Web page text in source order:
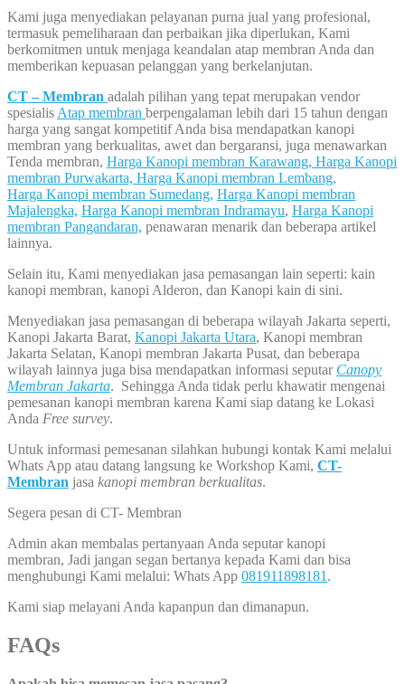
Kami juga menyediakan pelayanan purna jual yang profesional,
termasuk pemeliharaan dan perbaikan jika diperlukan, Kami
berkomitmen untuk menjaga keandalan atap membran Anda dan
memberikan kepuasan pelanggan yang berkelanjutan.
CT – Membran adalah pilihan yang tepat merupakan vendor
spesialis Atap membran berpengalaman lebih dari 15 tahun dengan
harga yang sangat kompetitif Anda bisa mendapatkan kanopi
membran yang berkualitas, awet dan bergaransi, juga menawarkan
Tenda membran, Harga Kanopi membran Karawang, Harga Kanopi
membran Purwakarta, Harga Kanopi membran Lembang,
Harga Kanopi membran Sumedang, Harga Kanopi membran
Majalengka, Harga Kanopi membran Indramayu, Harga Kanopi
membran Pangandaran, penawaran menarik dan beberapa artikel
lainnya.
Selain itu, Kami menyediakan jasa pemasangan lain seperti: kain
kanopi membran, kanopi Alderon, dan Kanopi kain di sini.
Menyediakan jasa pemasangan di beberapa wilayah Jakarta seperti,
Kanopi Jakarta Barat, Kanopi Jakarta Utara, Kanopi membran
Jakarta Selatan, Kanopi membran Jakarta Pusat, dan beberapa
wilayah lainnya juga bisa mendapatkan informasi seputar Canopy
Membran Jakarta. Sehingga Anda tidak perlu khawatir mengenai
pemesanan kanopi membran karena Kami siap datang ke Lokasi
Anda Free survey.
Untuk informasi pemesanan silahkan hubungi kontak Kami melalui
Whats App atau datang langsung ke Workshop Kami, CT-
Membran jasa kanopi membran berkualitas.
Segera pesan di CT- Membran
Admin akan membalas pertanyaan Anda seputar kanopi
membran, Jadi jangan segan bertanya kepada Kami dan bisa
menghubungi Kami melalui: Whats App 081911898181 .
Kami siap melayani Anda kapanpun dan dimanapun.
FAQs